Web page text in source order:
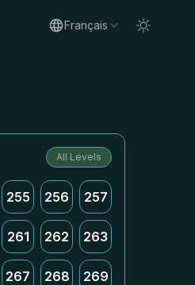
Français
All Levels
255 256 257
261 262 263
267 268 269